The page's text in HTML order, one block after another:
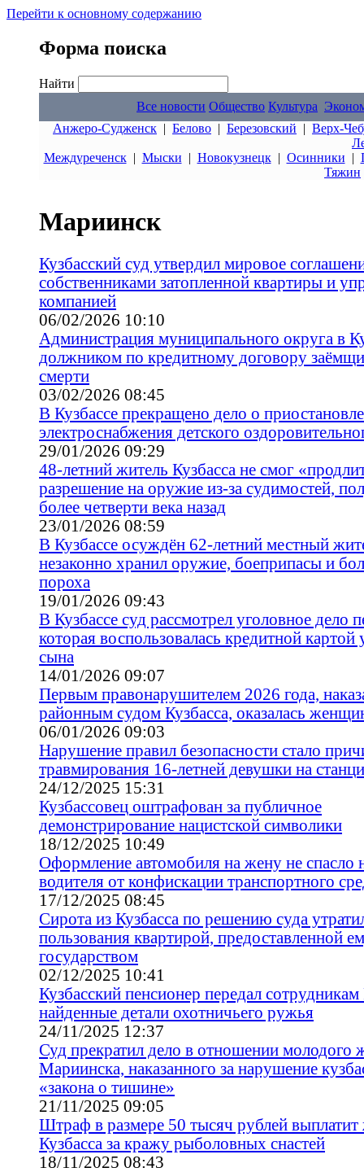
Перейти к основному содержанию
Форма поиска
Найти
Все новости Общество Культура
Анжеро-Судженск | Белово | Березовский | Верх-
Междуреченск| Мыски | Новокузнецк| Осинники |
Тяжин
Мариинск
Кузбасский суд утвердил мировое
собственниками затопленной квартиры и
компанией
06/02/2026 10:10
Администрация муниципального округа в
должником по кредитному договору
смерти
03/02/2026 08:45
В Кузбассе прекращено дело о
электроснабжения детского
29/01/2026 09:29
48-летний житель Кузбасса не смог
разрешение на оружие из-за судимостей,
более четверти века назад
23/01/2026 08:59
В Кузбассе осуждён 62-летний местный
незаконно хранил оружие, боеприпасы и
пороха
19/01/2026 09:43
В Кузбассе суд рассмотрел уголовное дело
которая воспользовалась кредитной
сына
14/01/2026 09:07
Первым правонарушителем 2026 года,
районным судом Кузбасса, оказалась
06/01/2026 09:03
Нарушение правил безопасности стало
травмирования 16-летней девушки на
24/12/2025 15:31
Кузбассовец оштрафован за публичное
демонстрирование нацистской символики
18/12/2025 10:49
Оформление автомобиля на жену не спасло
водителя от конфискации транспортного
17/12/2025 08:45
Сирота из Кузбасса по решению суда
пользования квартирой, предоставленной
государством
02/12/2025 10:41
Кузбасский пенсионер передал
найденные детали охотничьего ружья
24/11/2025 12:37
Суд прекратил дело в отношении молодого
Мариинска, наказанного за нарушение
«закона о тишине»
21/11/2025 09:05
Штраф в размере 50 тысяч рублей выплатит
Кузбасса за кражу рыболовных снастей
18/11/2025 08:43